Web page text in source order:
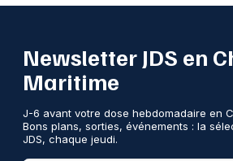
Newsletter JDS en
Maritime
J-6 avant votre dose hebdomadaire en
Bons plans, sorties, événements : la
JDS, chaque jeudi.